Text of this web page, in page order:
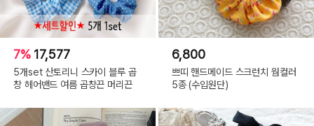
7% 17,577
5개set 산토리니 스카이 블루 곱
창 헤어밴드 여름 곱창끈 머리끈
6,800
쁘띠 핸드메이드 스크런치 웜컬러
5종 (수입원단)